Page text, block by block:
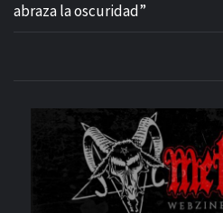
abraza la oscuridad”